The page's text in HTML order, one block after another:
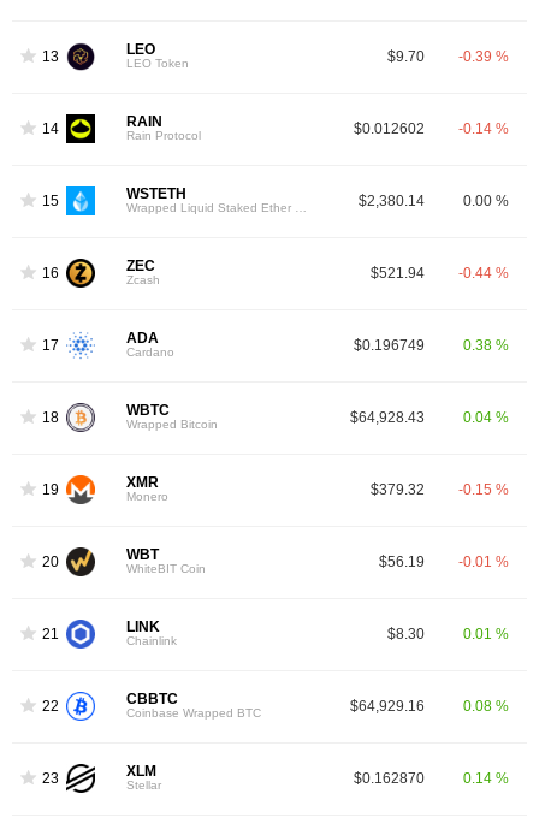
13 LEO
LEO Token $9.70 -0.39 %
14 RAIN
Rain Protocol $0.012602 -0.14 %
15 WSTETH $2,380.14 0.00 %
16 ZEC
Zcash $521.94 -0.44 %
17 ADA
Cardano $0.196749 0.38 %
18 WBTC
Wrapped Bitcoin $64,928.43 0.04 %
19 XMR
Monero $379.32 -0.15 %
20 WBT
WhiteBIT Coin $56.19 -0.01 %
21 LINK
Chainlink $8.30 0.01 %
22 CBBTC
Coinbase Wrapped BTC $64,929.16 0.08 %
23 XLM
Stellar $0.162870 0.14 %